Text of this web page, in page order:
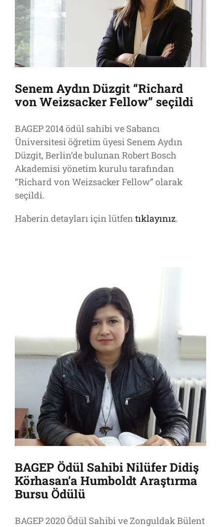
Senem Aydın Düzgit “Richard
von Weizsacker Fellow” seçildi
BAGEP 2014 ödül sahibi ve Sabancı
Üniversitesi öğretim üyesi Senem Aydın
Düzgit, Berlin’de bulunan Robert Bosch
Akademisi yönetim kurulu tarafından
“Richard von Weizsacker Fellow” olarak
seçildi.
Haberin detayları için lütfen tıklayınız.
BAGEP Ödül Sahibi Nilüfer Didiş
Körhasan’a Humboldt Araştırma
Bursu Ödülü
BAGEP 2020 Ödül Sahibi ve Zonguldak Bülent